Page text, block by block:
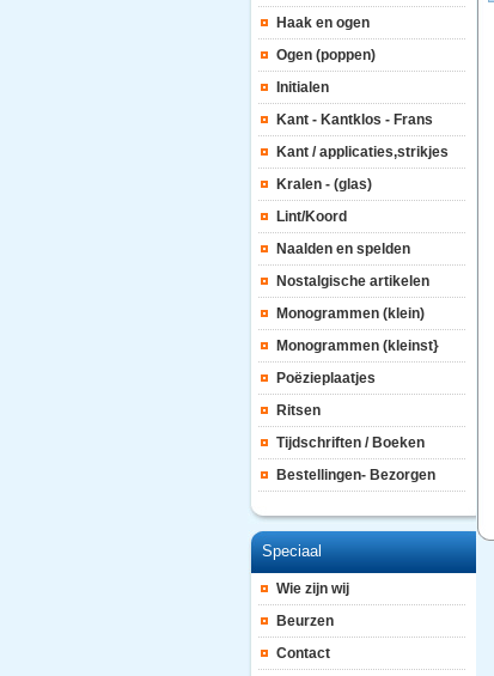
Haak en ogen
Ogen (poppen)
Initialen
Kant - Kantklos - Frans
Kant / applicaties,strikjes
Kralen - (glas)
Lint/Koord
Naalden en spelden
Nostalgische artikelen
Monogrammen (klein)
Monogrammen (kleinst}
Poëzieplaatjes
Ritsen
Tijdschriften / Boeken
Bestellingen- Bezorgen
Speciaal
Wie zijn wij
Beurzen
Contact